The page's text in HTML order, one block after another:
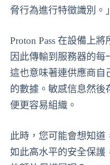
脅行為進行特徵識別。」
Proton Pass 在設備上
因此傳輸到服務器的每
這也意味著連供應商自
的數據。敏感信息然後
便更容易組織。
此時，您可能會想知道
如此高水平的安全保護